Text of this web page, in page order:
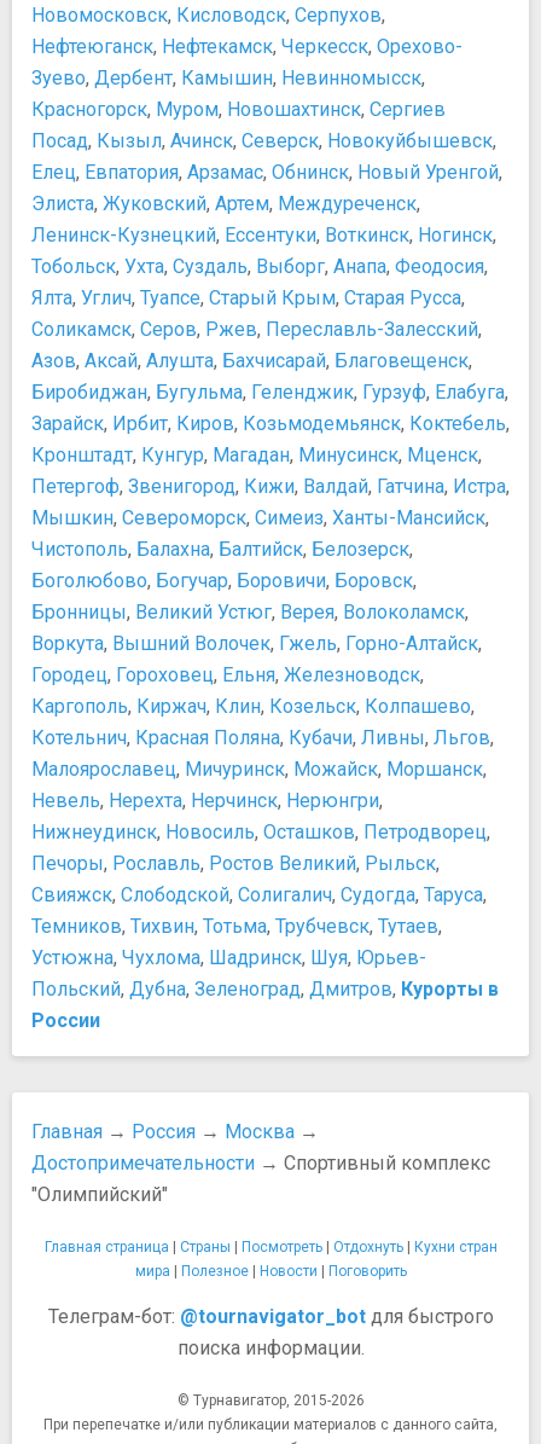
Центр фотографии им. братьев Люмьер
Центральный выставочный зал Манеж
Центральный музей Великой Отечественной войны
1941-1945 гг.
Ночная жизнь, рестораны, кабаре
Байк-центр Sexton
Бар "Гадкий Койот"
Бар "Маяк"
Клуб Пропаганда
Клуб Шестнадцать Тонн
Тайм Аут Бар
Памятники, скульптуры, статуи
Лобное место
Могила неизвестного солдата
Монумент Покорителям космоса
Монумент: Дети - жертвы пороков взрослых
Памятник В.В.Маяковскому
Памятник героям Плевны
Памятник Грибоедову
Памятник Есенину
Памятник М.В.Ломоносову
Памятник М.Ю.Лермонтову
Памятник маршалу Жукову
Памятник Минину и Пожарскому
Памятник Н.В. Гоголю
Памятник Петру I
Памятник Юрию Гагарину
Памятник Юрию Долгорукому
Рабочий и колхозница
Триумфальная арка
Царь-колокол
Царь-пушка
Парки и природные достопримечательности
Александровский сад
Ботанический Сад МГУ "Аптекарский Огород"
Главный ботанический сад им. Н. В. Цицина РАН
Екатерининский парк
Московский зоопарк
Парк Искусств Музеон
Парк Сокольники
Площади, улицы, фонтаны, районы
Болотная площадь
Общие советы по безопасности
Телефоны экстренных служб
Схемы
Карта Кремля
Схема ВТБ "Ледовый дворец"
Прочее
Необычные места Москвы
Новомосковск, Кисловодск, Серпухов,
Нефтеюганск, Нефтекамск, Черкесск, Орехово-
Зуево, Дербент, Камышин, Невинномысск,
Красногорск, Муром, Новошахтинск, Сергиев
Посад, Кызыл, Ачинск, Северск, Новокуйбышевск,
Елец, Евпатория, Арзамас, Обнинск, Новый Уренгой,
Элиста, Жуковский, Артем, Междуреченск,
Ленинск-Кузнецкий, Ессентуки, Воткинск, Ногинск,
Тобольск, Ухта, Суздаль, Выборг, Анапа, Феодосия,
Ялта, Углич, Туапсе, Старый Крым, Старая Русса,
Соликамск, Серов, Ржев, Переславль-Залесский,
Азов, Аксай, Алушта, Бахчисарай, Благовещенск,
Биробиджан, Бугульма, Геленджик, Гурзуф, Елабуга,
Зарайск, Ирбит, Киров, Козьмодемьянск, Коктебель,
Кронштадт, Кунгур, Магадан, Минусинск, Мценск,
Петергоф, Звенигород, Кижи, Валдай, Гатчина, Истра,
Мышкин, Североморск, Симеиз, Ханты-Мансийск,
Чистополь, Балахна, Балтийск, Белозерск,
Боголюбово, Богучар, Боровичи, Боровск,
Бронницы, Великий Устюг, Верея, Волоколамск,
Воркута, Вышний Волочек, Гжель, Горно-Алтайск,
Городец, Гороховец, Ельня, Железноводск,
Каргополь, Киржач, Клин, Козельск, Колпашево,
Котельнич, Красная Поляна, Кубачи, Ливны, Льгов,
Малоярославец, Мичуринск, Можайск, Моршанск,
Невель, Нерехта, Нерчинск, Нерюнгри,
Нижнеудинск, Новосиль, Осташков, Петродворец,
Печоры, Рославль, Ростов Великий, Рыльск,
Свияжск, Слободской, Солигалич, Судогда, Таруса,
Темников, Тихвин, Тотьма, Трубчевск, Тутаев,
Устюжна, Чухлома, Шадринск, Шуя, Юрьев-
Польский, Дубна, Зеленоград, Дмитров, Курорты в
России
Главная → Россия → Москва →
Достопримечательности → Спортивный комплекс
"Олимпийский"
Главная страница | Страны | Посмотреть| Отдохнуть| Кухни стран
мира | Полезное| Новости | Поговорить
Телеграм-бот: @tournavigator_botдля быстрого
поиска информации.
© Турнавигатор, 2015-2026
При перепечатке и/или публикации материалов с данного сайта,